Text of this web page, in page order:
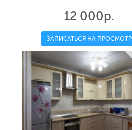
12 000р.
ЗАПИСАТЬСЯ НА ПРОСМОТР